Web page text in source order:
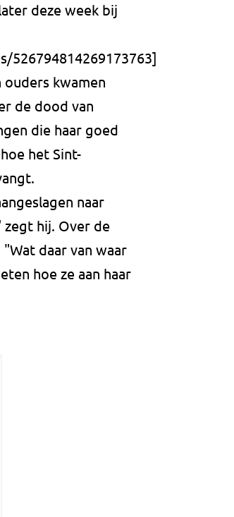
deze week bij
kwamen
de dood van
die haar goed
het Sint-
naar
hij. Over de
daar van waar
hoe ze aan haar